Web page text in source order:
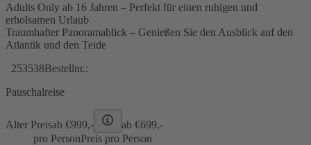
Adults Only ab 16 Jahren – Perfekt für einen ruhigen und
erholsamen Urlaub
Traumhafter Panoramablick – Genießen Sie den Ausblick auf den
Atlantik und den Teide
253538Bestellnr.:
Pauschalreise
Alter Preisab €999,- ab €699,-
pro PersonPreis pro Person